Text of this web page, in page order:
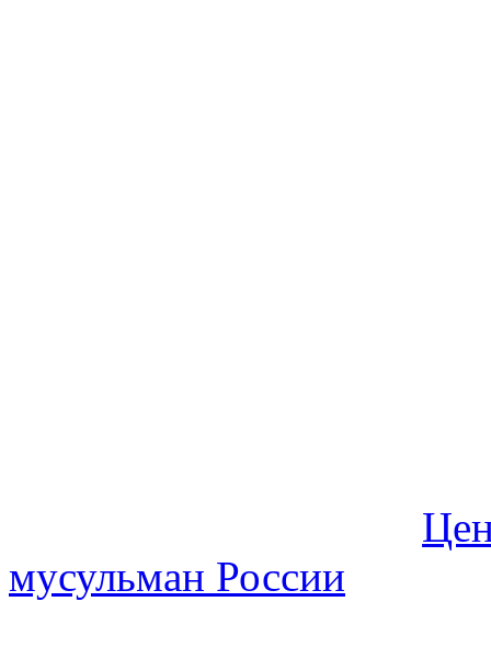
мусульман России